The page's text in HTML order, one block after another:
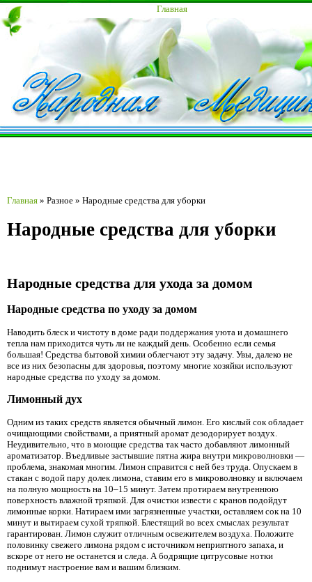
Главная
Главная » Разное » Народные средства для уборки
Народные средства для уборки
Народные средства для ухода за домом
Народные средства по уходу за домом
Наводить блеск и чистоту в доме ради поддержания уюта и домашнего
тепла нам приходится чуть ли не каждый день. Особенно если семья
большая! Средства бытовой химии облегчают эту задачу. Увы, далеко не
все из них безопасны для здоровья, поэтому многие хозяйки используют
народные средства по уходу за домом.
Лимонный дух
Одним из таких средств является обычный лимон. Его кислый сок обладает
очищающими свойствами, а приятный аромат дезодорирует воздух.
Неудивительно, что в моющие средства так часто добавляют лимонный
ароматизатор. Въедливые застывшие пятна жира внутри микроволновки —
проблема, знакомая многим. Лимон справится с ней без труда. Опускаем в
стакан с водой пару долек лимона, ставим его в микроволновку и включаем
на полную мощность на 10–15 минут. Затем протираем внутреннюю
поверхность влажной тряпкой. Для очистки извести с кранов подойдут
лимонные корки. Натираем ими загрязненные участки, оставляем сок на 10
минут и вытираем сухой тряпкой. Блестящий во всех смыслах результат
гарантирован. Лимон служит отличным освежителем воздуха. Положите
половинку свежего лимона рядом с источником неприятного запаха, и
вскоре от него не останется и следа. А бодрящие цитрусовые нотки
поднимут настроение вам и вашим близким.